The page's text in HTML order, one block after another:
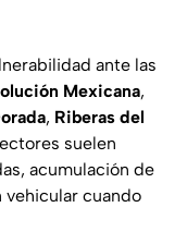
ante las
Mexicana,
, Riberas del
suelen
acumulación de
vehicular cuando